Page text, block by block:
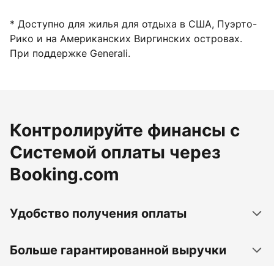
* Доступно для жилья для отдыха в США, Пуэрто-
Рико и на Американских Виргинских островах.
При поддержке Generali.
Контролируйте финансы с
Системой оплаты через
Booking.com
Удобство получения оплаты
Больше гарантированной выручки